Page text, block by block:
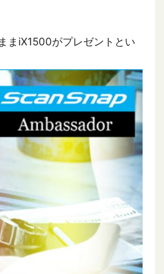
まiX1500がプレゼントとい